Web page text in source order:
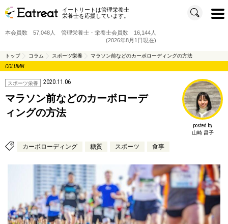
イートリートは管理栄養士
栄養士を応援しています。
t
o
i
a
o
n
本会員数 57,048人 管理栄養士・栄養士会員数 16,144人
(2026年8月1日現在)
トップ コラム スポーツ栄養 マラソン前などのカーボローディングの方法
COLUMN
スポーツ栄養 2020.11.06
マラソン前などのカーボローデ
ィングの方法
posted by
山崎 昌子
カーボローディング 糖質 スポーツ 食事